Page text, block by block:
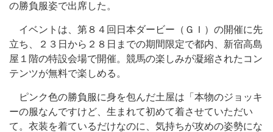
の勝負服姿で出席した。
イベントは、第８４回日本ダービー（ＧＩ）の開催に先
立ち、２３日から２８日までの期間限定で都内、新宿高島
屋１階の特設会場で開催。競馬の楽しみが凝縮されたコン
テンツが無料で楽しめる。
ピンク色の勝負服に身を包んだ土屋は「本物のジョッキ
ーの服なんですけど、生まれて初めて着させていただい
て。衣装を着ているだけなのに、気持ちが攻めの姿勢にな